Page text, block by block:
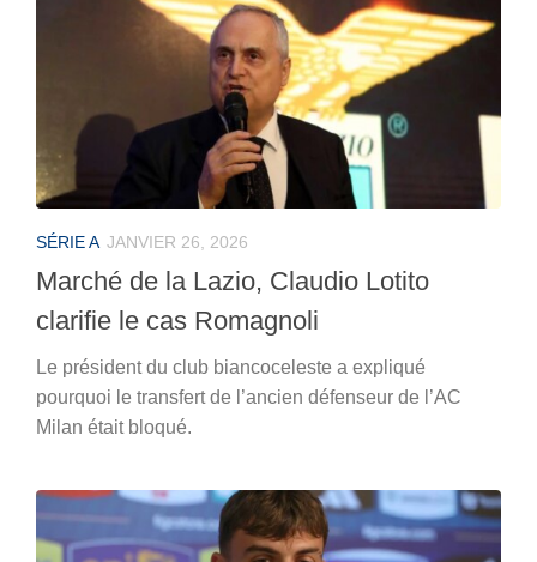
SÉRIE A JANVIER 26, 2026
Marché de la Lazio, Claudio Lotito
clarifie le cas Romagnoli
Le président du club biancoceleste a expliqué
pourquoi le transfert de l’ancien défenseur de l’AC
Milan était bloqué.